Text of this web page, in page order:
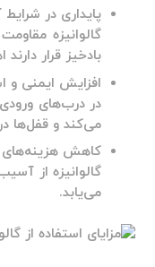
پایداری در
گالوانیزه
بادخیز قرار
افزایش ایمنی و
می‌کند و قفل‌ها
کاهش هزینه‌های
گالوانیزه از
می‌یابد.